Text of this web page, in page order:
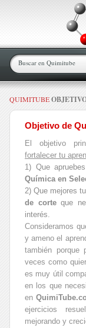
QUIMITUBE
Objetivo de
El objetivo
fortalecer tu
1) Que apruebes
Química en
2) Que mejores tu
de corteque
interés.
Consideramos
y ameno el
también porque
veces como
es muy útil
en los que
en
ejercicios
mejorando y